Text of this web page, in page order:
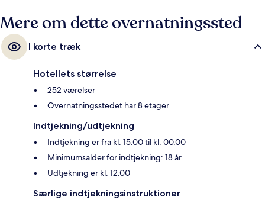
Mere om dette overnatningssted
I korte træk
Hotellets størrelse
252 værelser
Overnatningsstedet har 8 etager
Indtjekning/udtjekning
Indtjekning er fra kl. 15.00 til kl. 00.00
Minimumsalder for indtjekning: 18 år
Udtjekning er kl. 12.00
Særlige indtjekningsinstruktioner